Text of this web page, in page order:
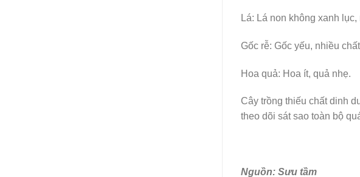
Lá: Lá non không xanh
Gốc rễ: Gốc yếu, nhiều
Hoa quả: Hoa ít, quả nhẹ.
Cây trồng thiếu chất dinh
theo dõi sát sao toàn bộ
Nguồn: Sưu tầm